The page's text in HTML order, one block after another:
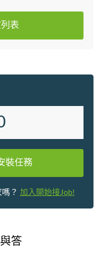
表
裝任務
？ 加入開始接Job!
答